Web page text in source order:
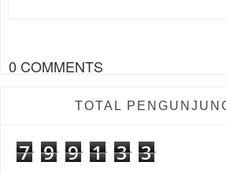
0 COMMENTS
TOTAL
7 9 9 1 3 3